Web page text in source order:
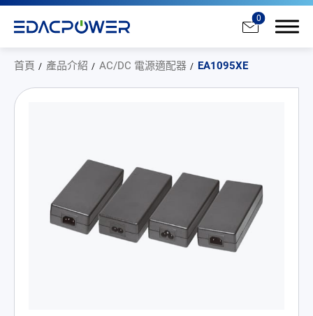
0
首頁 產品介紹 AC/DC 電源適配器 EA1095XE
AC/DC 電源適配器
AC/DC 醫療電源供應器